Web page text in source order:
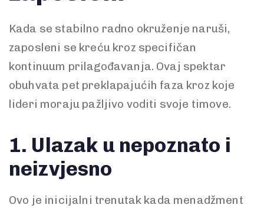
Kada se stabilno radno okruženje naruši,
zaposleni se kreću kroz specifičan
kontinuum prilagođavanja. Ovaj spektar
obuhvata pet preklapajućih faza kroz koje
lideri moraju pažljivo voditi svoje timove.
1. Ulazak u nepoznato i
neizvjesno
Ovo je inicijalni trenutak kada menadžment